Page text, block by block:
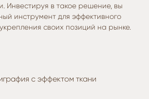
Инвестируя в такое решение, вы
инструмент для эффективного
своих позиций на рынке.
с эффектом ткани